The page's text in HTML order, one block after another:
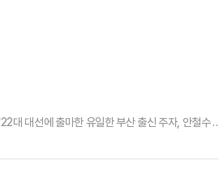
대 대선에 출마한 유일한 부산 출신 주자, 안철수
어민주당 대선 후보를 꼭 이기고 정권을 재창출하